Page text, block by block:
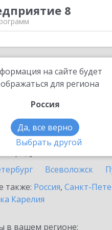
8
на сайте будет
для региона
Россия
Да, все верно
Выбрать другой
с информационными
продукта.
Всеволожск
также: Россия, Санкт-
Карелия
в вашем регионе: